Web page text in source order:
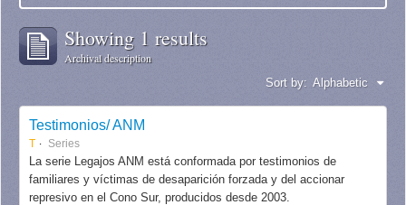
Showing 1 results
Archival description
Sort by: Alphabetic
Testimonios/ ANM
T Series
La serie Legajos ANM está conformada por testimonios de
familiares y víctimas de desaparición forzada y del accionar
represivo en el Cono Sur, producidos desde 2003.